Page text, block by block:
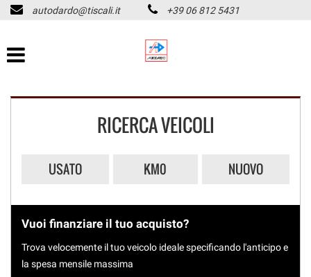
HOME
LISTA VEICOLI
CHI SIAMO
autodardo@tiscali.it +39 06 812 5431
RICERCA VEICOLI
USATO KM0 NUOVO
Vuoi finanziare il tuo acquisto?
Trova velocemente il tuo veicolo ideale specificando l'anticipo e
la spesa mensile massima
preferenze
di
consente
le
tue
preferenze
di
consenso